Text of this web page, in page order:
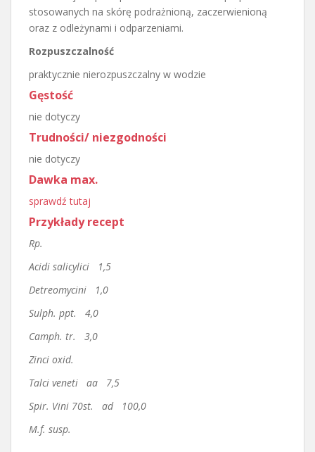
stosowanych na skórę podrażnioną, zaczerwienioną
oraz z odleżynami i odparzeniami.
Rozpuszczalność
praktycznie nierozpuszczalny w wodzie
Gęstość
nie dotyczy
Trudności/ niezgodności
nie dotyczy
Dawka max.
sprawdź tutaj
Przykłady recept
Rp.
Acidi salicylici 1,5
Detreomycini 1,0
Sulph. ppt. 4,0
Camph. tr. 3,0
Zinci oxid.
Talci veneti aa 7,5
Spir. Vini 70st. ad 100,0
M.f. susp.